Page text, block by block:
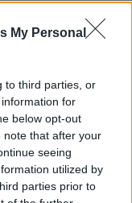
My Personal
to third parties, or
for
below opt-out
note that after your
seeing
utilized by
parties prior to
realizate în